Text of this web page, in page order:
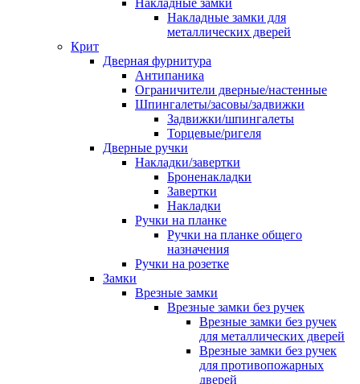
Накладные замки
Накладные замки для
металлических дверей
Крит
Дверная фурнитура
Антипаника
Ограничители дверные/настенные
Шпингалеты/засовы/задвижки
Задвижки/шпингалеты
Торцевые/ригеля
Дверные ручки
Накладки/завертки
Броненакладки
Завертки
Накладки
Ручки на планке
Ручки на планке общего
назначения
Ручки на розетке
Замки
Врезные замки
Врезные замки без ручек
Врезные замки без ручек
для металлических дверей
Врезные замки без ручек
для противопожарных
дверей